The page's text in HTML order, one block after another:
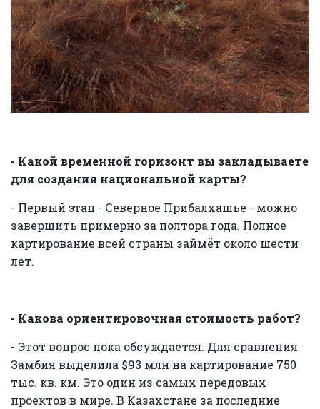
- Какой временной горизонт вы закладываете
для создания национальной карты?
- Первый этап - Северное Прибалхашье - можно
завершить примерно за полтора года. Полное
картирование всей страны займёт около шести
лет.
- Какова ориентировочная стоимость работ?
- Этот вопрос пока обсуждается. Для сравнения
Замбия выделила $93 млн на картирование 750
тыс. кв. км. Это один из самых передовых
проектов в мире. В Казахстане за последние